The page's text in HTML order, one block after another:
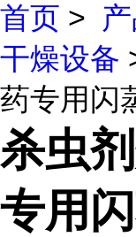
首页 >
干燥设备
药专用闪
杀虫
专用